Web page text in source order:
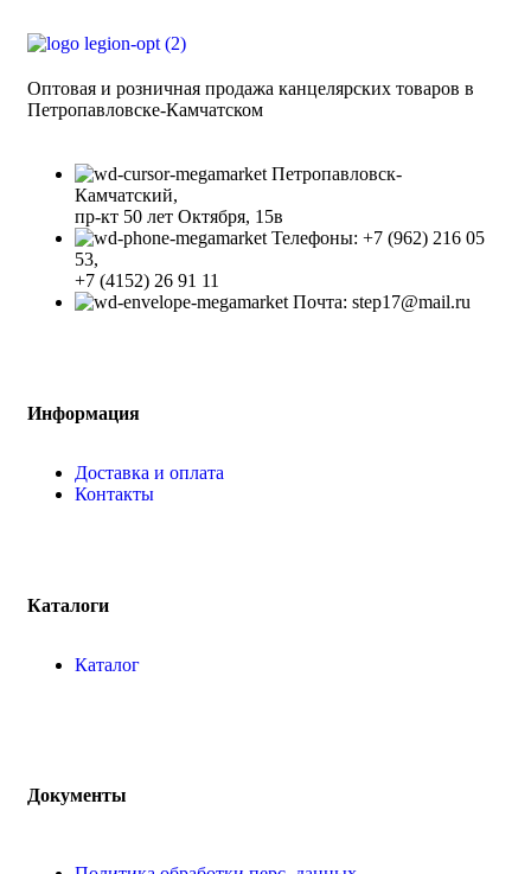
Оптовая и розничная продажа канцелярских товаров в
Петропавловске-Камчатском
Петропавловск-
Камчатский,
​пр-кт 50 лет Октября, 15в
Телефоны: +7 (962) 216 05
53,
+7 (4152) 26 91 11
Почта: step17@mail.ru
Информация
Доставка и оплата
Контакты
Каталоги
Каталог
Документы